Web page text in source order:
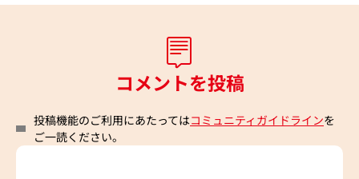
コメントを投稿
投稿機能のご利用にあたってはコミュニティガイドラインを
ご一読ください。